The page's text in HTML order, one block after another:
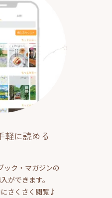
軽に読める
ック・マガジンの
ができます。
さくさく閲覧♪